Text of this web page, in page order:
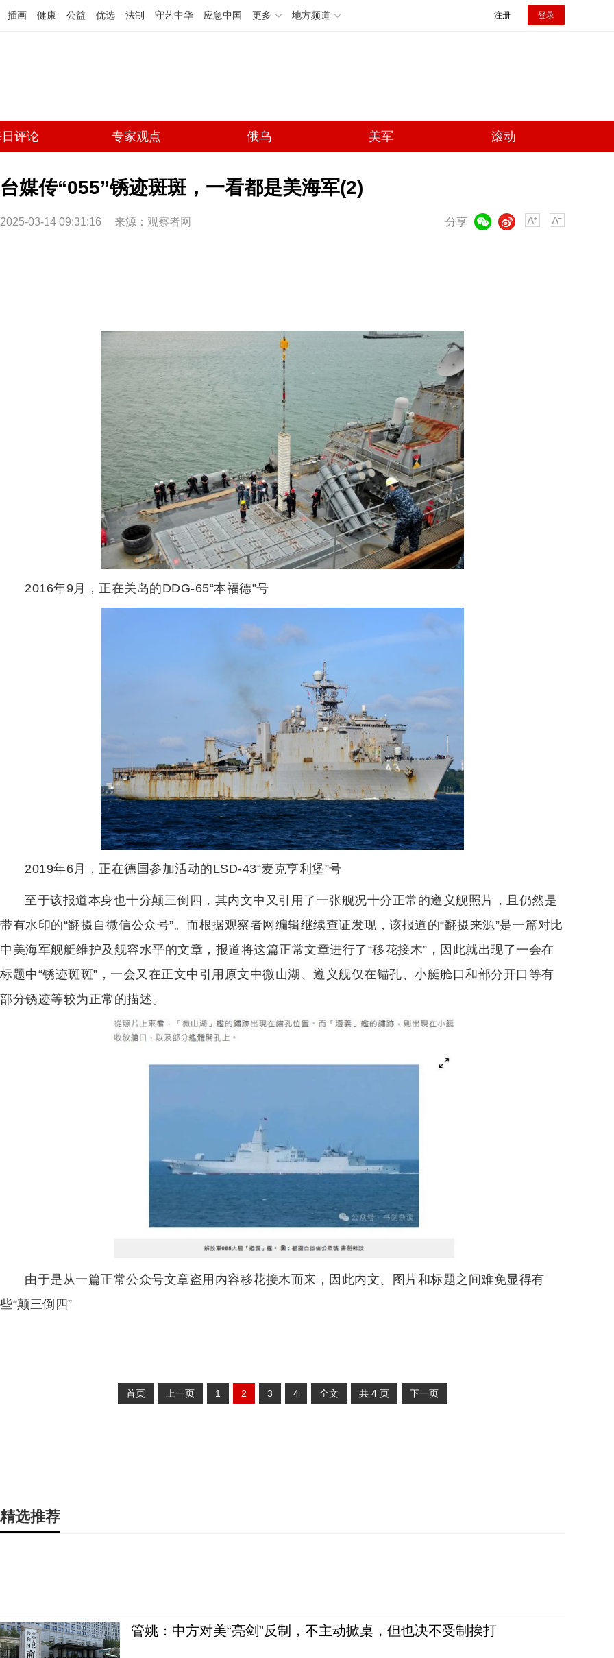
插画 健康 公益 优选 法制 守艺中华 应急中国 更多 地方频道 注册 登录
评论 专家观点 俄乌 美军 滚动
台媒传“055”锈迹斑斑，一看都是美海军(2)
2025-03-14 09:31:16 来源： 观察者网 分享
微博
2016年9月，正在关岛的DDG-65“本福德”号
2019年6月，正在德国参加活动的LSD-43“麦克亨利堡”号
至于该报道本身也十分颠三倒四，其内文中又引用了一张舰况十分正常的遵义舰照片，且仍然是
带有水印的“翻摄自微信公众号”。而根据观察者网编辑继续查证发现，该报道的“翻摄来源”是一篇对比
中美海军舰艇维护及舰容水平的文章，报道将这篇正常文章进行了“移花接木”，因此就出现了一会在
标题中“锈迹斑斑”，一会又在正文中引用原文中微山湖、遵义舰仅在锚孔、小艇舱口和部分开口等有
部分锈迹等较为正常的描述。
由于是从一篇正常公众号文章盗用内容移花接木而来，因此内文、图片和标题之间难免显得有
些“颠三倒四”
首页 上一页 1 2 3 4 全文 共 4 页 下一页
精选推荐
管姚：中方对美“亮剑”反制，不主动掀桌，但也决不受制挨打